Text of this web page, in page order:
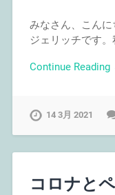
みなさん、こん
ジェリッチです
Continue Reading
14 3月 2021
コロナと